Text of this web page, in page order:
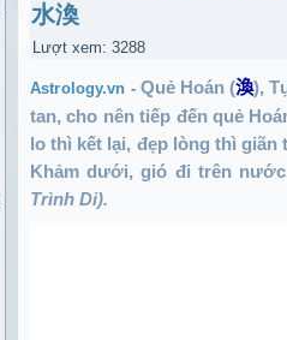
水渙
Lượt xem: 3288
Astrology.vn -Quẻ Hoán (渙),
tan, cho nên tiếp đến quẻ
lo thì kết lại, đẹp lòng thì giãn
Khảm dưới, gió đi trên
Trình Di).